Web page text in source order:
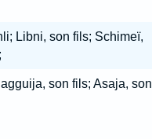
Libni, son fils; Schimeï,
son fils; Asaja, son